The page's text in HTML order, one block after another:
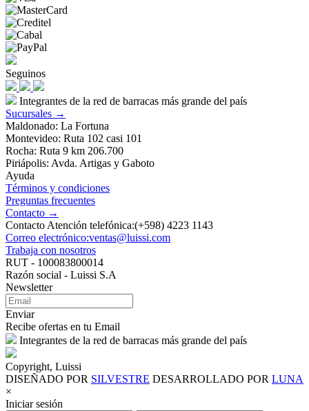
Seguinos
Integrantes de la red de barracas más grande del país
Sucursales →
Maldonado: La Fortuna
Montevideo: Ruta 102 casi 101
Rocha: Ruta 9 km 206.700
Piriápolis: Avda. Artigas y Gaboto
Ayuda
Términos y condiciones
Preguntas frecuentes
Contacto →
Contacto Atención telefónica:(+598) 4223 1143
Correo electrónico:ventas@luissi.com
Trabaja con nosotros
RUT - 100083800014
Razón social - Luissi S.A
Newsletter
Enviar
Recibe ofertas en tu Email
Integrantes de la red de barracas más grande del país
Copyright, Luissi
DISEÑADO POR SILVESTRE DESARROLLADO POR LUNA
×
Iniciar sesión